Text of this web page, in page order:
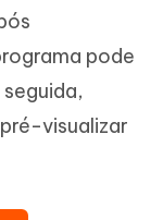
pode
visualizar